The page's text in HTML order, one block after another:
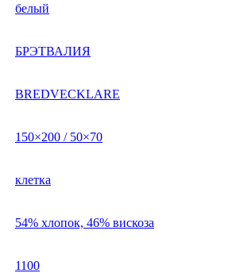
белый
БРЭТВАЛИЯ
BREDVECKLARE
150×200 / 50×70
клетка
54% хлопок, 46% вискоза
1100